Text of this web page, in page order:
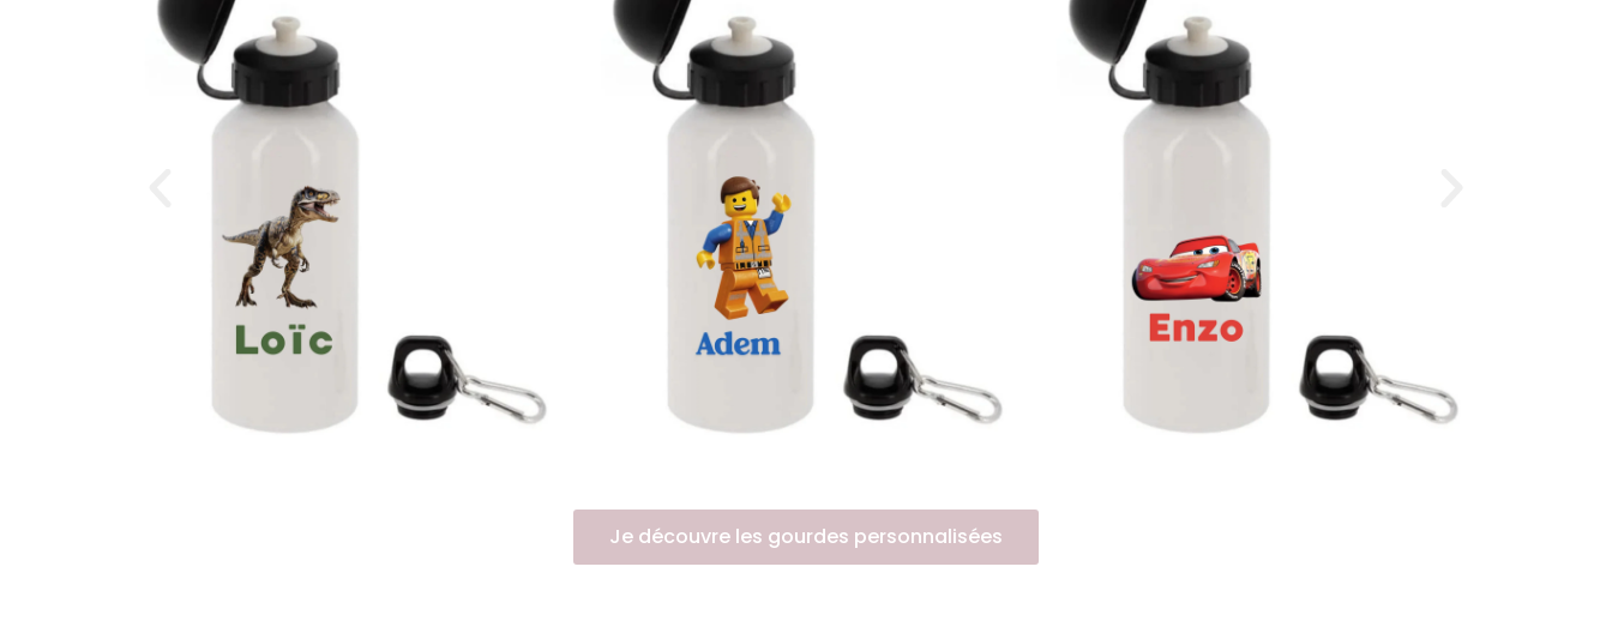
Je découvre les gourdes personnalisées